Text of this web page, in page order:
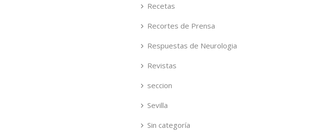
Recetas
Recortes de Prensa
Respuestas de Neurologia
Revistas
seccion
Sevilla
Sin categoría